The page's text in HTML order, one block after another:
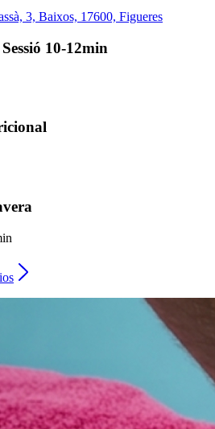
3, Baixos, 17600, Figueres
10-12min